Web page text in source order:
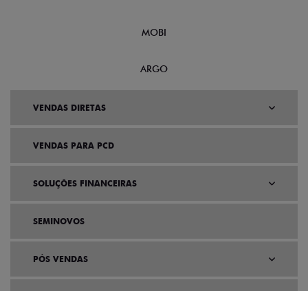
MOBI
ARGO
VENDAS DIRETAS
VENDAS PARA PCD
SOLUÇÕES FINANCEIRAS
SEMINOVOS
PÓS VENDAS